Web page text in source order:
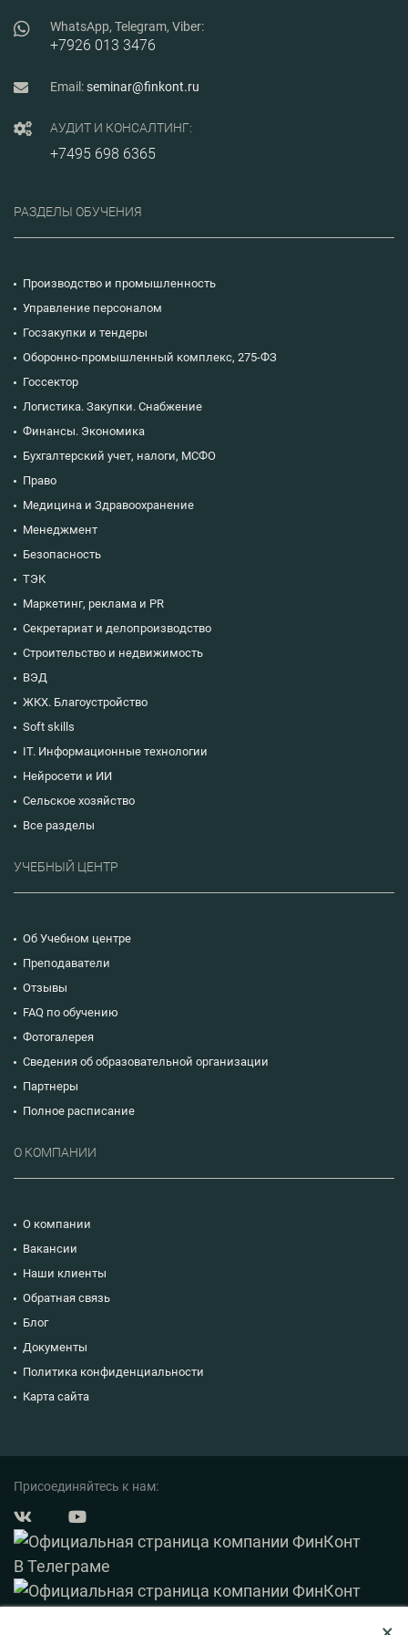
WhatsApp, Telegram, Viber:
+7926 013 3476
Email:seminar@finkont.ru
АУДИТ И КОНСАЛТИНГ:
+7495 698 6365
РАЗДЕЛЫ ОБУЧЕНИЯ
Производство и промышленность
Управление персоналом
Госзакупки и тендеры
Оборонно-промышленный комплекс, 275-ФЗ
Госсектор
Логистика. Закупки. Снабжение
Финансы. Экономика
Бухгалтерский учет, налоги, МСФО
Право
Медицина и Здравоохранение
Менеджмент
Безопасность
ТЭК
Маркетинг, реклама и PR
Секретариат и делопроизводство
Строительство и недвижимость
ВЭД
ЖКХ. Благоустройство
Soft skills
IT. Информационные технологии
Нейросети и ИИ
Сельское хозяйство
Все разделы
УЧЕБНЫЙ ЦЕНТР
Об Учебном центре
Преподаватели
Отзывы
FAQ по обучению
Фотогалерея
Сведения об образовательной организации
Партнеры
Полное расписание
О КОМПАНИИ
О компании
Вакансии
Наши клиенты
Обратная связь
Блог
Документы
Политика конфиденциальности
Карта сайта
Присоединяйтесь к нам: